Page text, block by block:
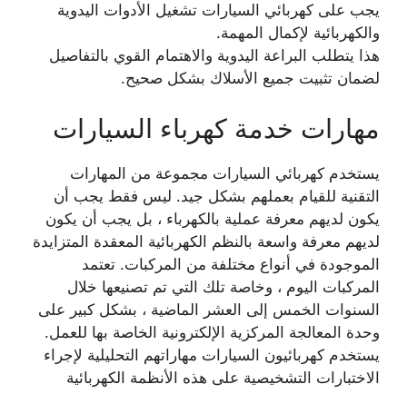
يجب على كهربائي السيارات تشغيل الأدوات اليدوية
والكهربائية لإكمال المهمة.
هذا يتطلب البراعة اليدوية والاهتمام القوي بالتفاصيل
لضمان تثبيت جميع الأسلاك بشكل صحيح.
مهارات خدمة كهرباء السيارات
يستخدم كهربائي السيارات مجموعة من المهارات
التقنية للقيام بعملهم بشكل جيد. ليس فقط يجب أن
يكون لديهم معرفة عملية بالكهرباء ، بل يجب أن يكون
لديهم معرفة واسعة بالنظم الكهربائية المعقدة المتزايدة
الموجودة في أنواع مختلفة من المركبات. تعتمد
المركبات اليوم ، وخاصة تلك التي تم تصنيعها خلال
السنوات الخمس إلى العشر الماضية ، بشكل كبير على
وحدة المعالجة المركزية الإلكترونية الخاصة بها للعمل.
يستخدم كهربائيون السيارات مهاراتهم التحليلية لإجراء
الاختبارات التشخيصية على هذه الأنظمة الكهربائية